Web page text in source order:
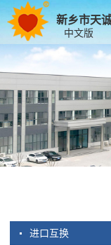
新乡市天
中文版
进口互换